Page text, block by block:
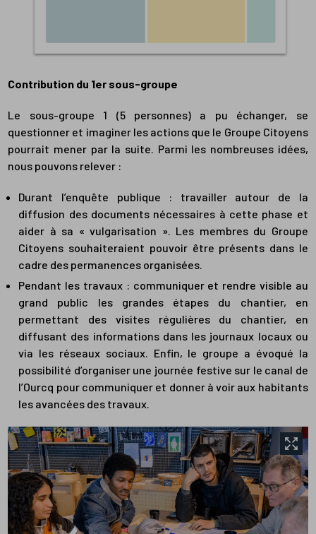
Contribution du 1er sous-groupe
Le sous-groupe 1 (5 personnes) a pu échanger, se
questionner et imaginer les actions que le Groupe Citoyens
pourrait mener par la suite. Parmi les nombreuses idées,
nous pouvons relever :
Durant l’enquête publique : travailler autour de la
diffusion des documents nécessaires à cette phase et
aider à sa « vulgarisation ». Les membres du Groupe
Citoyens souhaiteraient pouvoir être présents dans le
cadre des permanences organisées.
Pendant les travaux : communiquer et rendre visible au
grand public les grandes étapes du chantier, en
permettant des visites régulières du chantier, en
diffusant des informations dans les journaux locaux ou
via les réseaux sociaux. Enfin, le groupe a évoqué la
possibilité d’organiser une journée festive sur le canal de
l’Ourcq pour communiquer et donner à voir aux habitants
les avancées des travaux.